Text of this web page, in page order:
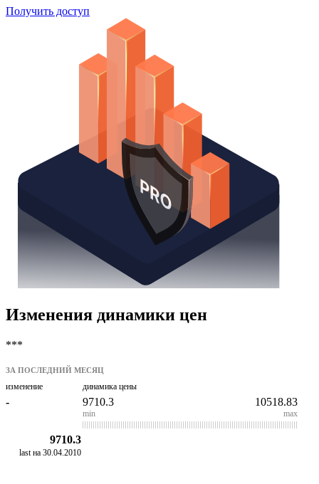
Получить доступ
Изменения динамики цен
***
ЗА ПОСЛЕДНИЙ МЕСЯЦ
изменение
-
динамика цены
9710.3
min
10518.83
max
9710.3
last на 30.04.2010